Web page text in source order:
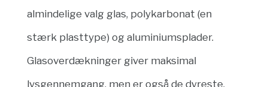
almindelige valg glas, polykarbonat (en
stærk plasttype) og aluminiumsplader.
Glasoverdækninger giver maksimal
lysgennemgang, men er også de dyreste.